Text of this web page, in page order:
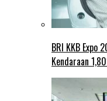
BRI KKB Expo
Kendaraan